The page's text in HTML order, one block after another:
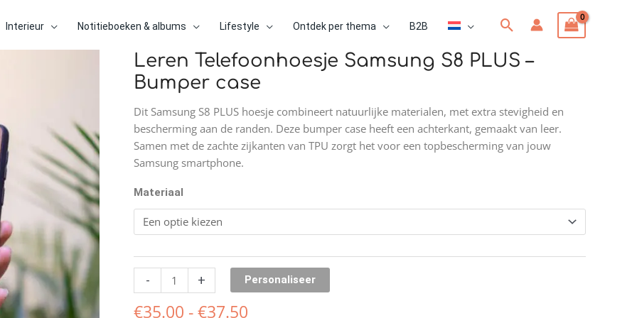
Interieur Notitieboeken & albums Lifestyle Ontdek per thema B2B
Zoeken
Leren Telefoonhoesje Samsung S8 PLUS –
Bumper case
Dit Samsung S8 PLUS hoesje combineert natuurlijke materialen, met extra stevigheid en
bescherming aan de randen. Deze bumper case heeft een achterkant, gemaakt van leer.
Samen met de zachte zijkanten van TPU zorgt het voor een topbescherming van jouw
Samsung smartphone.
Materiaal
-
Leren
Telefoonhoesje
Samsung
S8
PLUS
-
Bumper
aantal
+ Personaliseer
€35.00 -€37.50
Prijsklasse:
€35.00
tot
€37.50